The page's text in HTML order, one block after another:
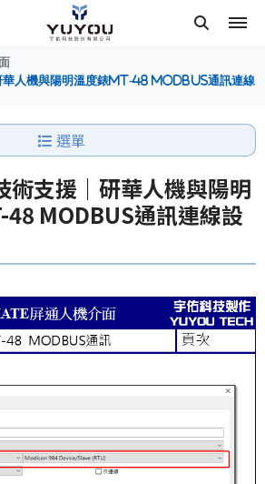
人機與陽明溫度錶MT-48 MODBUS通訊連線
選單
術支援｜研華人機與陽明
48 MODBUS通訊連線設